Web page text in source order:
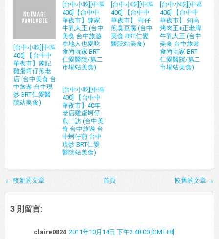
[台中小吃][中區
400] 【台中中
華夜市】陳記
雞蛋蚵仔煎老
店 (台中美食 台
中旅遊 台中現
炒 BRT仁愛醫
院站美食)
[台中小吃][中區
400]【台中中
華夜市】陳家
牛乳大王 (台中
美食 台中旅遊
在地人也愛吃
食尚玩家 BRT
仁愛醫院/第二
市場站美食)
[台中小吃][中區
400] 【台中中
華夜市】 蚵仔
煎臭豆腐 (台中
美食 BRT仁愛
醫院站美食)
[台中小吃][中區
400] 【台中中
華夜市】 知高
烤肉王+正老牌
牛乳大王 (台中
美食 台中旅遊
食尚玩家 BRT
仁愛醫院/第二
市場站美食)
[台中小吃][中區
400] 【台中中
華夜市】40年
老店雞蛋蚵仔
煎二訪 (台中美
食 台中旅遊 台
中蚵仔煎 台中
現炒 BRT仁愛
醫院站美食)
← 較新的文章 較舊的文章 →
首頁
3 則留言:
claire0824 2011年10月14日 下午2:48:00 [GMT+8]